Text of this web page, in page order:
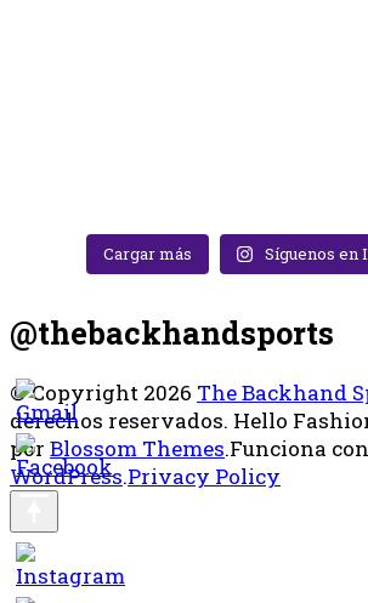
Cargar más Síguenos en
@thebackhandsports
© Copyright 2026 The Backhand
derechos reservados. Hello
por Blossom Themes.Funciona con
WordPress.Privacy Policy